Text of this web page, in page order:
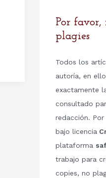
Por favor,
plagies
Todos los
autoría, en
exactamente
consultado
redacción.
bajo licencia
plataforma
trabajo para
copies, no